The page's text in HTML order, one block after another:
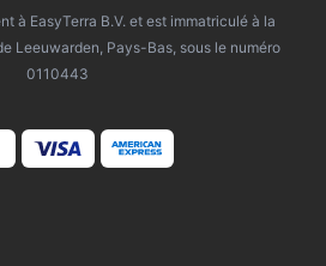
à EasyTerra B.V. et est immatriculé à la
Leeuwarden, Pays-Bas, sous le numéro
0110443